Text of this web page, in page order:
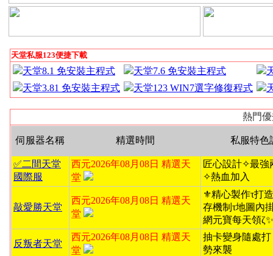
天堂私服123便捷下載
天堂8.1 免安裝主程式 天堂7.6 免安裝主程式
天堂3.81 免安裝主程式
天堂123 WIN7選字修復程式
熱門
伺服器名稱 精選時間 私服特色
✅二間天堂
國際服
西元2026年08月08日 精選天
堂
匠心設計✧最強
✧熱血加入
敲愛勝天堂
西元2026年08月08日 精選天
堂
⚜️精心製作τ打
存機制τ地圖內
網元寶每天領ζ✨
反叛者天堂
西元2026年08月08日 精選天
堂
抽卡變身隨處
勢來襲